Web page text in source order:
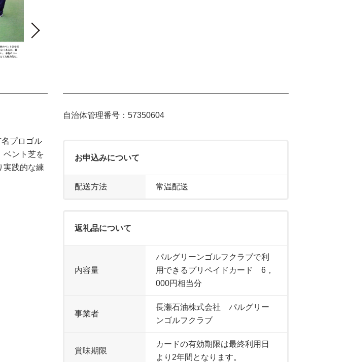
自治体管理番号：57350604
お申込みについて
配送方法 常温配送
返礼品について
内容量
パルグリーンゴルフクラブで利
用できるプリペイドカード 6，
000円相当分
事業者
長瀬石油株式会社 パルグリー
ンゴルフクラブ
賞味期限
カードの有効期限は最終利用日
より2年間となります。
プロゴル
ベント芝を
実践的な練